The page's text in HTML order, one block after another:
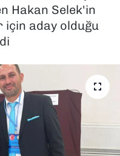
Hakan Selek'in
aday olduğu